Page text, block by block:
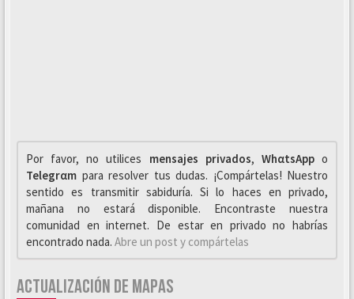
Por favor, no utilices mensajes privados, WhαtsAppo
Telegrαm para resolver tus dudas. ¡Compártelas! Nuestro
sentido es transmitir sabiduría. Si lo haces en privado,
mañana no estará disponible. Encontraste nuestra
comunidad en internet. De estar en privado no habrías
encontrado nada. Abre un post y compártelas
ACTUALIZACIÓN DE MAPAS